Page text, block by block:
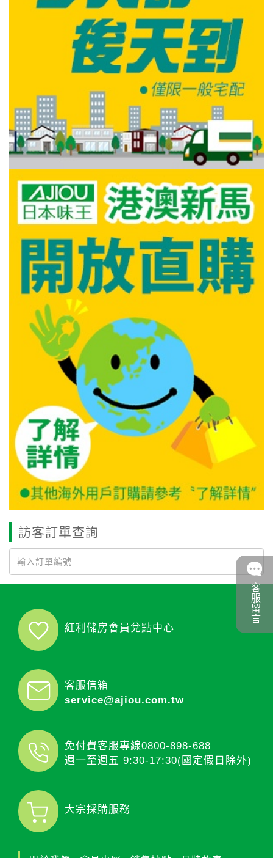
訪客訂單查詢
紅利儲房會員兌點中心
客服信箱
service@ajiou.com.tw
免付費客服專線0800-898-688
週一至週五 9:30-17:30(國定假日除外)
大宗採購服務
客服留言